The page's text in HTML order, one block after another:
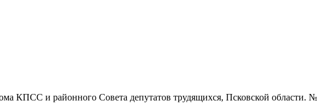
КПСС и районного Совета депутатов трудящихся, Псковской области.